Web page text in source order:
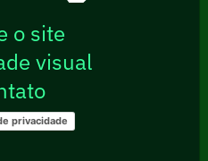
o site
visual
privacidade